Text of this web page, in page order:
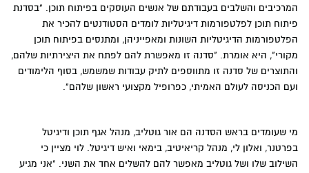
המרכיבים והשלבים בעבודתם של אנשים העוסקים בפיתוח תוכן. "בסדנת
פיתוח תוכן לפלטפורמות דיגיטליות לומדים הסטודנטים להכיר את
הפלטפורמות הדיגיטליות השונות ומאפייניהן, ומתנסים בפיתוח תוכן
מקורי", היא אומרת. "סדנה זו מאפשרת להם לפתח את היצירתיות שלהם,
והתוצרים של סדנה זו מתווספים לתיק עבודות שמשמש, בסוף הלימודים
ועם הכניסה לעולם האמיתי, כפרופיל מקצועי ראשון שלהם".
מי שעומדים בראש הסדנה הם אור גוטליב, מנהל אגף תוכן ודיגיטל
בפרטנר, ואלון לי, מנהל קריאיטיב, בימאי ואיש דיגיטל. לוי מציין כי
השילוב שלו ושל גוטליב מאפשר להם להשלים אחד את השני. "אני מגיע